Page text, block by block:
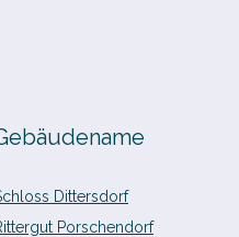
Dittersdorf
Porschendorf